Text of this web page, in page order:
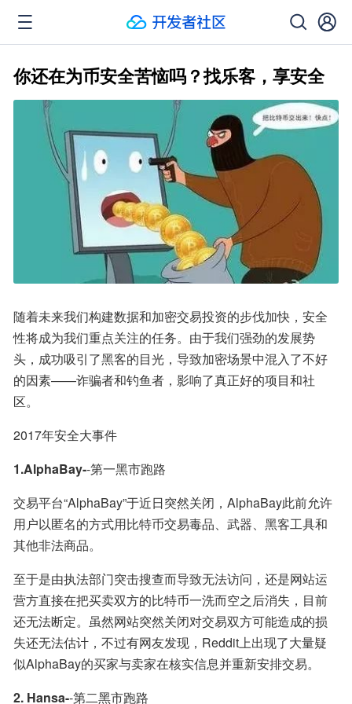
你还在为币安全苦恼吗？找乐客，享安全
随着未来我们构建数据和加密交易投资的步伐加快，安全
性将成为我们重点关注的任务。由于我们强劲的发展势
头，成功吸引了黑客的目光，导致加密场景中混入了不好
的因素——诈骗者和钓鱼者，影响了真正好的项目和社
区。
2017年安全大事件
1.AlphaBay--第一黑市跑路
交易平台“AlphaBay”于近日突然关闭，AlphaBay此前允许
用户以匿名的方式用比特币交易毒品、武器、黑客工具和
其他非法商品。
至于是由执法部门突击搜查而导致无法访问，还是网站运
营方直接在把买卖双方的比特币一洗而空之后消失，目前
还无法断定。虽然网站突然关闭对交易双方可能造成的损
失还无法估计，不过有网友发现，Reddit上出现了大量疑
似AlphaBay的买家与卖家在核实信息并重新安排交易。
2. Hansa--第二黑市跑路